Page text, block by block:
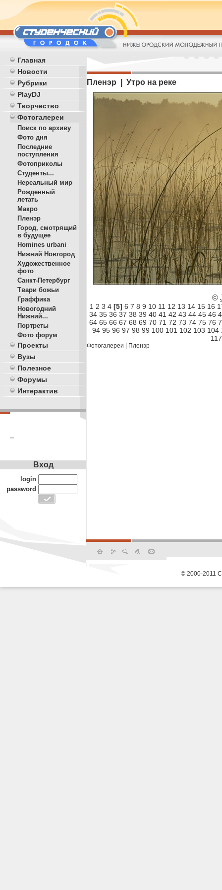
Главная
Новости
Рубрики
PlayDJ
Творчество
Фотогалереи
Поиск по архиву
Фото дня
Последние
поступления
Фотоприколы
Студенты...
Нереальный мир
Рожденный
летать
Макро
Пленэр
Город, смотрящий
в будущее
Homines urbani
Нижний Новгород
Художественное
фото
Санкт-Петербург
Твари божьи
Граффика
Новогодний
Нижний...
Портреты
Фото форум
Проекты
Вузы
Полезное
Форумы
Интерактив
**
Пленэр | Утро на реке
©
1 2 3 4 [5] 6 7 8 9 10 11 12 13 14 15 16
34 35 36 37 38 39 40 41 42 43 44 45 46
64 65 66 67 68 69 70 71 72 73 74 75 76
94 95 96 97 98 99 100 101 102 103 104
117
Фотогалереи Пленэр
Вход
login
password
© 2000-2011